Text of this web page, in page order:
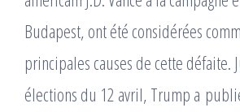
Budapest, ont été considérées
principales causes de cette défaite.
élections du 12 avril, Trump a